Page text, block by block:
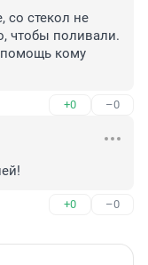
со стекол не
чтобы поливали.
помощь кому
+0 –0
+0 –0